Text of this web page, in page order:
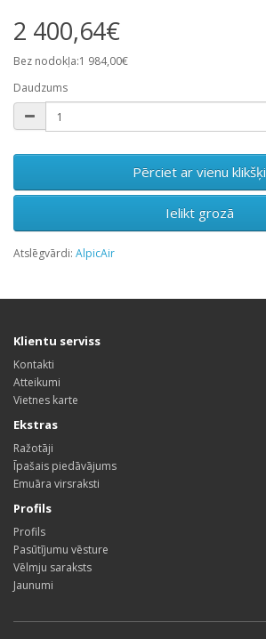
2 400,64€
Bez nodokļa:1 984,00€
Daudzums
Pērciet ar vienu klikšķi
Ielikt grozā
Atslēgvārdi: AlpicAir
Klientu serviss
Kontakti
Atteikumi
Vietnes karte
Ekstras
Ražotāji
Īpašais piedāvājums
Emuāra virsraksti
Profils
Profils
Pasūtījumu vēsture
Vēlmju saraksts
Jaunumi